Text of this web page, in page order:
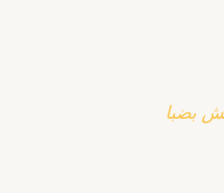
بضبا